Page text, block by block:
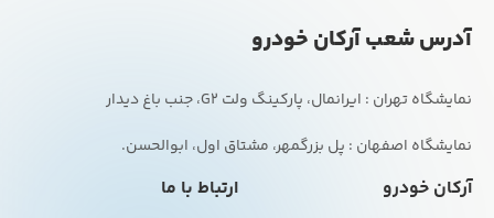
آدرس شعب آرکان خودرو
نمایشگاه اصفهان : پل بزرگمهر، مشتاق اول، ابوالحسن.
آرکان خودرو
ارتباط با ما